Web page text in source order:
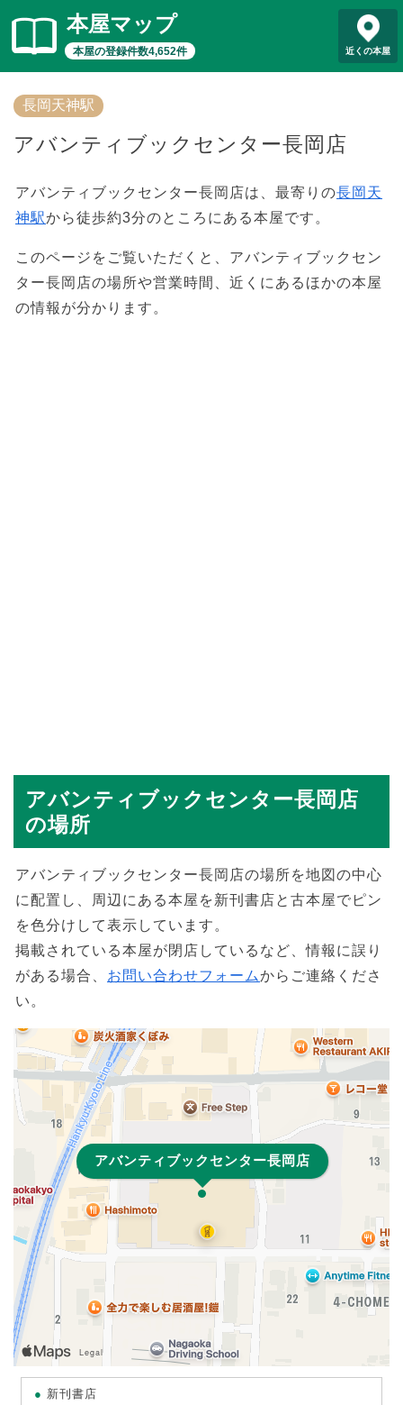
本屋マップ
本屋の登録件数4,652件 近くの本屋
長岡天神駅
アバンティブックセンター長岡店
アバンティブックセンター長岡店は、最寄りの長岡天
神駅から徒歩約3分のところにある本屋です。
このページをご覧いただくと、アバンティブックセン
ター長岡店の場所や営業時間、近くにあるほかの本屋
の情報が分かります。
アバンティブックセンター長岡店
の場所
アバンティブックセンター長岡店の場所を地図の中心
に配置し、周辺にある本屋を新刊書店と古本屋でピン
を色分けして表示しています。
掲載されている本屋が閉店しているなど、情報に誤り
がある場合、 お問い合わせフォームからご連絡くださ
い。
アバンティブックセンター長岡店
新刊書店